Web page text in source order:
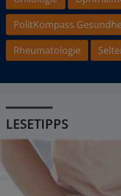
PolitKompass
Rheumatologie
LESETIPPS